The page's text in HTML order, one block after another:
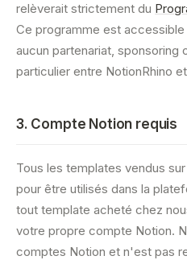
relèverait strictement du
Ce programme est
aucun partenariat, sponsoring
particulier entre NotionRhino
3. Compte Notion requis
Tous les templates vendus
pour être utilisés dans la
tout template acheté chez
votre propre compte Notion.
comptes Notion et n'est pas